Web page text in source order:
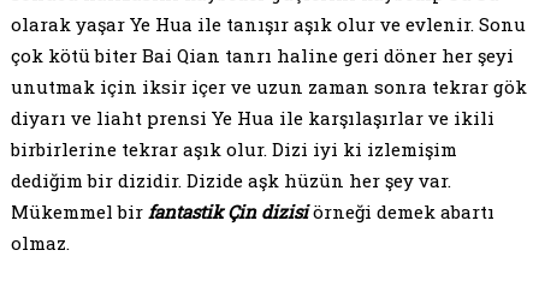
olarak yaşar Ye Hua ile tanışır aşık olur ve evlenir. Sonu
çok kötü biter Bai Qian tanrı haline geri döner her şeyi
unutmak için iksir içer ve uzun zaman sonra tekrar gök
diyarı ve liaht prensi Ye Hua ile karşılaşırlar ve ikili
birbirlerine tekrar aşık olur. Dizi iyi ki izlemişim
dediğim bir dizidir. Dizide aşk hüzün her şey var.
Mükemmel bir fantastik Çin dizisiörneği demek abartı
olmaz.